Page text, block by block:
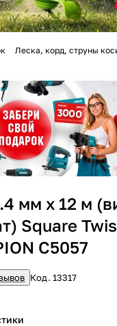
Леска, корд, струны
мм х 12 м
Square
C5057
Код.13317